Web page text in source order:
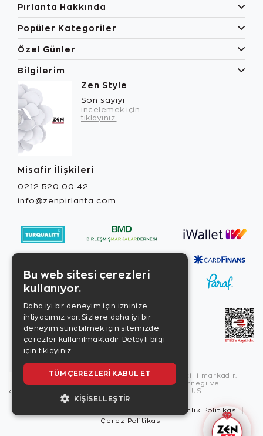
Pırlanta Hakkında
Popüler Kategoriler
Özel Günler
Bilgilerim
Zen Style
Son sayıyı
incelemek için
tıklayınız.
Misafir İlişkileri
0212 520 00 42
info@zenpirlanta.com
Copyright © 2026, Zen Diamond tescilli markadır.
Zen Diamond Birleşmiş Markalar Derneği ve
Turquality Destek Programı üyesidir. US
Güvenlik Politikası
Çerez Politikası
Bu web sitesi çerezleri
kullanıyor.
Daha iyi bir deneyim için izninize
ihtiyacımız var. Sizlere daha iyi bir
deneyim sunabilmek için sitemizde
çerezler kullanılmaktadır. Detaylı bilgi
için tıklayınız.
TÜM ÇEREZLERI KABUL ET
KIŞISELLEŞTIR